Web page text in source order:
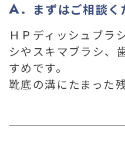
まずはご相談く
ＨＰディッシュブラ
シやスキマブラシ、
すめです。
靴底の溝にたまった